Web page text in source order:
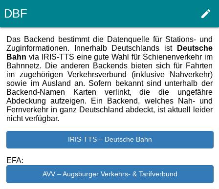
DBF edit
Das Backend bestimmt die Datenquelle für Stations- und
Zuginformationen. Innerhalb Deutschlands ist
Deutsche
Bahn via IRIS-TTS eine gute Wahl für Schienenverkehr im
Bahnnetz. Die anderen Backends bieten sich für Fahrten
im zugehörigen Verkehrsverbund (inklusive Nahverkehr)
sowie im Ausland an. Sofern bekannt sind unterhalb der
Backend-Namen Karten verlinkt, die die ungefähre
Abdeckung aufzeigen. Ein Backend, welches Nah- und
Fernverkehr in ganz Deutschland abdeckt, ist aktuell leider
nicht verfügbar.
IRIS-TTS – Deutsche Bahn
EFA:
AVV – Augsburger Verkehrs- & Tarifverbund